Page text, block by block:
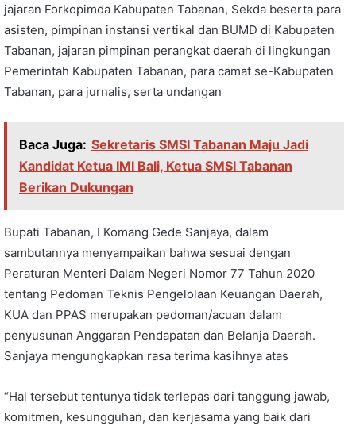
jajaran Forkopimda Kabupaten Tabanan, Sekda beserta para
asisten, pimpinan instansi vertikal dan BUMD di Kabupaten
Tabanan, jajaran pimpinan perangkat daerah di lingkungan
Pemerintah Kabupaten Tabanan, para camat se-Kabupaten
Tabanan, para jurnalis, serta undangan
Baca Juga: Sekretaris SMSI Tabanan Maju Jadi
Kandidat Ketua IMI Bali, Ketua SMSI Tabanan
Berikan Dukungan
Bupati Tabanan, I Komang Gede Sanjaya, dalam
sambutannya menyampaikan bahwa sesuai dengan
Peraturan Menteri Dalam Negeri Nomor 77 Tahun 2020
tentang Pedoman Teknis Pengelolaan Keuangan Daerah,
KUA dan PPAS merupakan pedoman/acuan dalam
penyusunan Anggaran Pendapatan dan Belanja Daerah.
Sanjaya mengungkapkan rasa terima kasihnya atas
“Hal tersebut tentunya tidak terlepas dari tanggung jawab,
komitmen, kesungguhan, dan kerjasama yang baik dari